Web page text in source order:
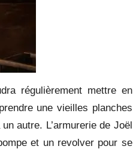
régulièrement mettre en
une vieilles planches
autre. L’armurerie de Joël
et un revolver pour se